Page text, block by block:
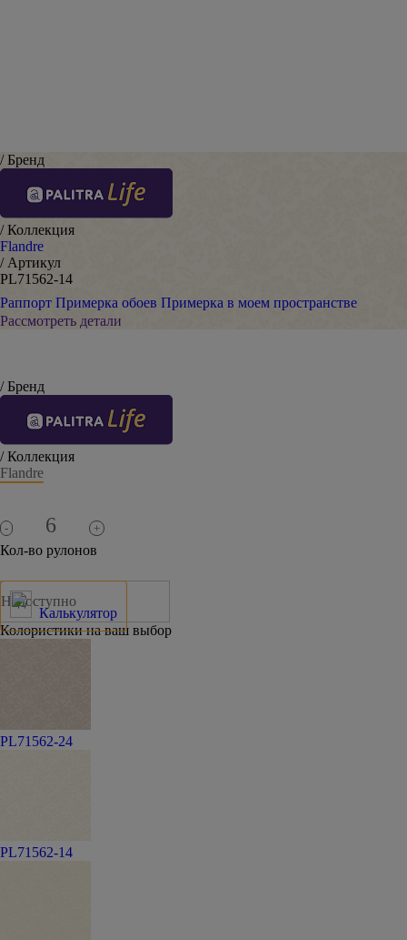
/ Бренд
/ Коллекция
Flandre
/ Артикул
PL71562-14
Раппорт Примерка обоев Примерка в моем пространстве
Рассмотреть детали
/ Бренд
/ Коллекция
Flandre
- +
Кол-во рулонов
Калькулятор
Недоступно
Колористики на ваш выбор
PL71562-24
PL71562-14